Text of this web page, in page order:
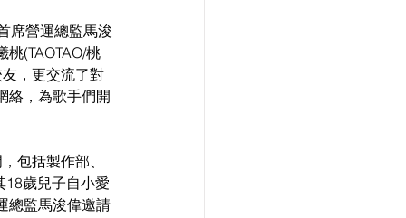
席營運總監馬浚
(TAOTAO/桃
，更交流了對
絡，為歌手們開
包括製作部、
18歲兒子自小愛
總監馬浚偉邀請